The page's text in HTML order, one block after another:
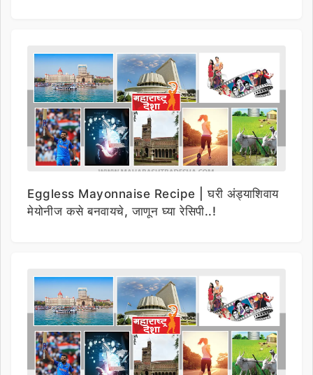
Eggless Mayonnaise Recipe | घरी अंड्याशिवाय
मेयोनीज कसे बनवायचे, जाणून घ्या रेसिपी..!